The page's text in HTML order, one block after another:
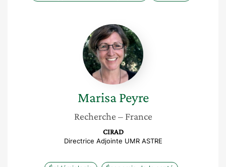
Marisa
Peyre
Marisa Peyre
Recherche – France
CIRAD
Directrice Adjointe UMR ASTRE